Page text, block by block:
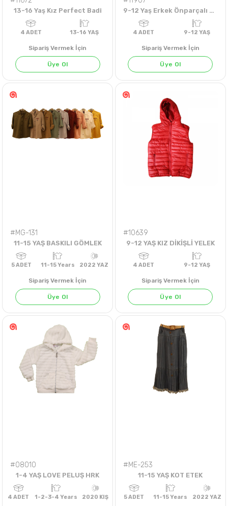
13-16 Yaş Kız Perfect Badi
Sipariş Vermek İçin
Üye Ol
FÜME
9-12 Yaş Erkek Önparçalı Kabartmalı Sweat
4ADET
Sipariş Vermek İçin
Üye Ol
#MG-131
11-15 YAŞ BASKILI GÖMLEK
Sipariş Vermek İçin
Üye Ol
#10639
9-12 YAŞ KIZ DİKİŞLİ YELEK
Sipariş Vermek İçin
Üye Ol
#08010
1-4 YAŞ LOVE PELUŞ HRK
#ME-253
11-15 YAŞ KOT ETEK